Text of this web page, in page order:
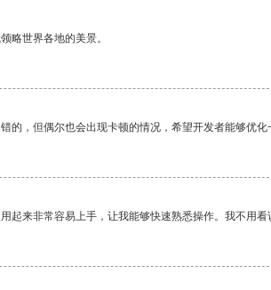
略世界各地的美景。
的，但偶尔也会出现卡顿的情况，希望开发者能够优化
起来非常容易上手，让我能够快速熟悉操作。我不用看